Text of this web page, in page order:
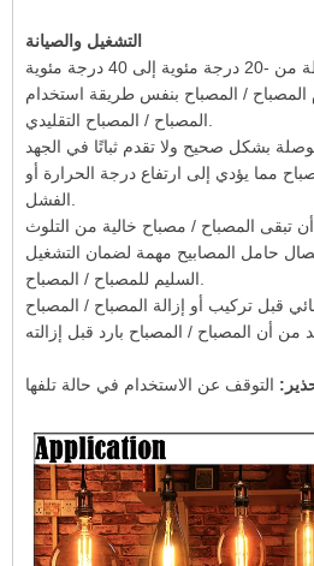
التشغيل والصيانة
المصباح / المصباح بنفس طريقة استخدام
المصباح / المصباح التقليدي.
بشكل صحيح ولا تقدم ثباتًا في الجهد
مما يؤدي إلى ارتفاع درجة الحرارة أو
الفشل.
حامل المصابيح مهمة لضمان التشغيل
السليم للمصباح / المصباح.